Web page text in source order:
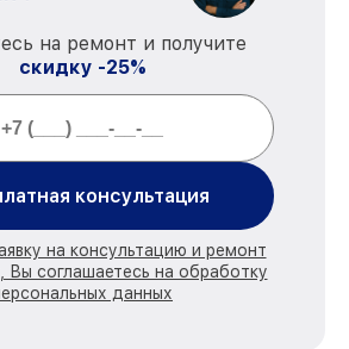
на ремонт и получите
скидку -25%
консультация
на консультацию и ремонт
Вы соглашаетесь на обработку
данных